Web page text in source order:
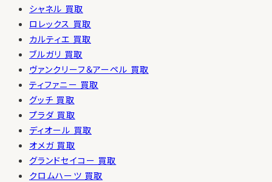
シャネル 買取
ロレックス 買取
カルティエ 買取
ブルガリ 買取
ヴァンクリーフ＆アーペル 買取
ティファニー 買取
グッチ 買取
プラダ 買取
ディオール 買取
オメガ 買取
グランドセイコー 買取
クロムハーツ 買取